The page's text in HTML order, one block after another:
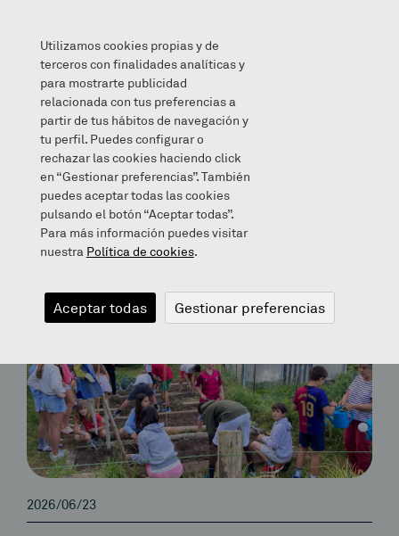
Archives for March 5, 2019
Bloga
2026/06/23
Utilizamos cookies propias y de
terceros con finalidades analíticas y
para mostrarte publicidad
relacionada con tus preferencias a
partir de tus hábitos de navegación y
tu perfil. Puedes configurar o
rechazar las cookies haciendo click
en “Gestionar preferencias”. También
puedes aceptar todas las cookies
pulsando el botón “Aceptar todas”.
Para más información puedes visitar
nuestra Política de cookies.
Aceptar todas Gestionar preferencias